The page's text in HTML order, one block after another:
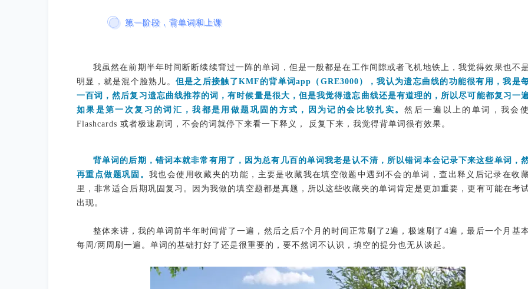
第一阶段，背单词和上课
我虽然在前期半年时间断断续续背过一阵的单词，但是一般都是在工作间隙或者飞机地铁上，我觉得效果也不
明显，就是混个脸熟儿。 但是之后接触了KMF的背单词app（GRE3000 ），我认为遗忘曲线的功能很有用，我是
一百词，然后复习遗忘曲线推荐的词，有时候量是很大，但是我觉得遗忘曲线还是有道理的，所以尽可能都复习一
如果是第一次复习的词汇，我都是用 做题巩固 的方式，因为记的会比较扎实。然后一遍以上的单词，我会
Flashcards 或者极速刷词，不会的词就停下来看一下释义， 反复下来，我觉得背单词很有效果 。
背单词的后期， 错词本就非常有用了，因为总有几百的单词我老是认不清，所以错词本会记录下来这些单词，
再重点做题巩固。我也会使用收藏夹的功能，主要是收藏我在填空做题中遇到不会的单词，查出释义后记录在收
里，非常适合后期巩固复习。因为我做的填空题都是真题，所以这些收藏夹的单词肯定是更加重要，更有可能在考
出现。
整体来讲，我的单词前半年时间背了一遍，然后之后7个月的时间正常刷了2遍，极速刷了4遍，最后一个月基
每周/两周刷一遍。单词的基础打好了还是很重要的，要不然词不认识，填空的提分也无从谈起。